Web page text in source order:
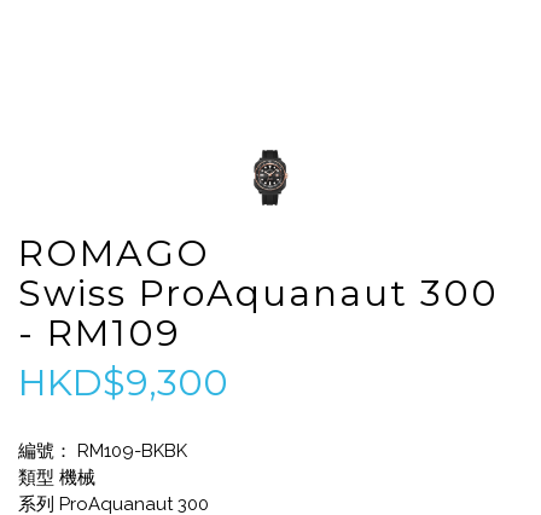
ROMAGO
Swiss ProAquanaut 300
- RM109
HKD$9,300
編號： RM109-BKBK
類型 機械
系列 ProAquanaut 300